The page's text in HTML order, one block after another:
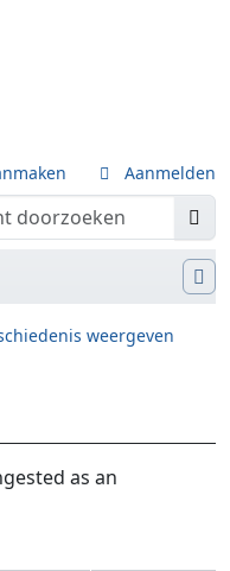
Aanmelden
weergeven
as an